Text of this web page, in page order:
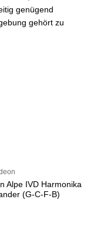
genügend
gehört zu
Alpe IVD Harmonika
(G-C-F-B)